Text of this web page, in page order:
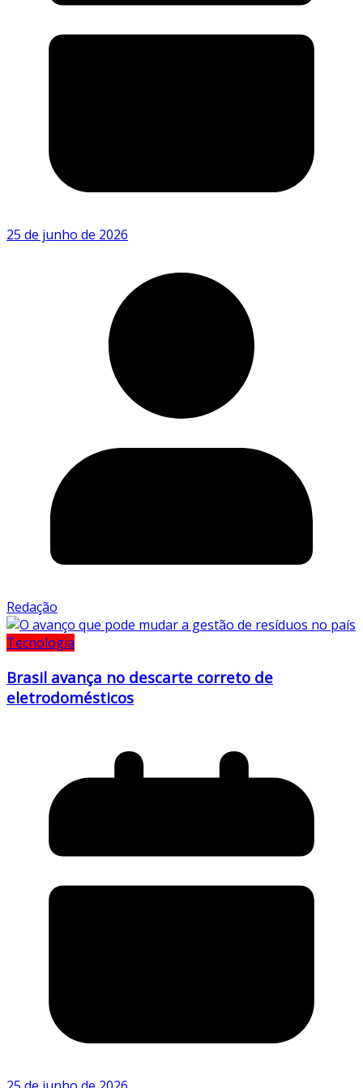
25 de junho de 2026
Redação
Tecnologia
Brasil avança no descarte correto de
eletrodomésticos